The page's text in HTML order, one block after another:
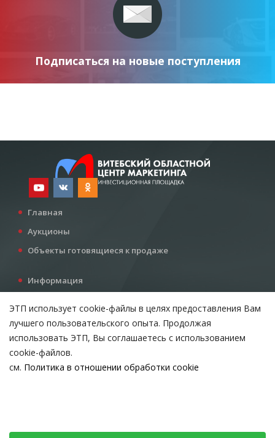
Подписаться на новые поступления
Главная
Аукционы
Объекты готовящиеся к продаже
Информация
Все для инвестора
Контакты
Возникли вопросы?
ЭТП использует cookie-файлы в целях предоставления Вам
лучшего пользовательского опыта. Продолжая
использовать ЭТП, Вы соглашаетесь с использованием
cookie-файлов.
см. Политика в отношении обработки cookie